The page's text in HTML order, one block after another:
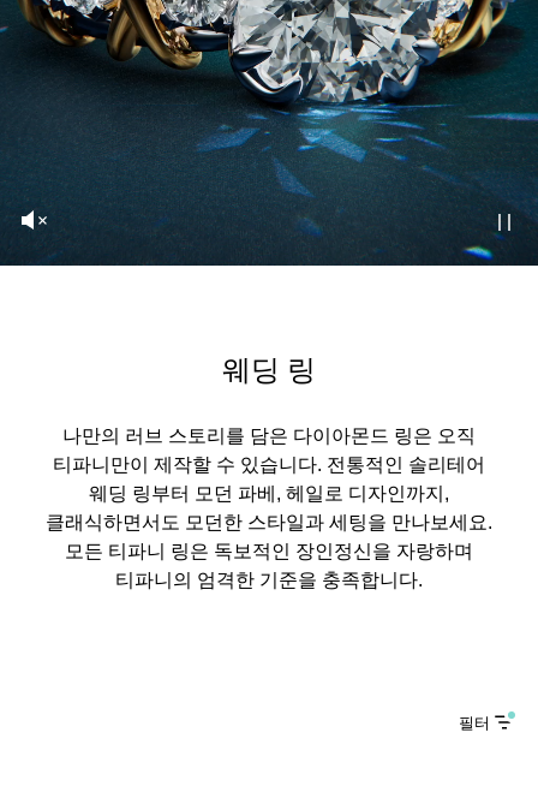
웨딩 링
나만의 러브 스토리를 담은 다이아몬드 링은 오직
티파니만이 제작할 수 있습니다. 전통적인 솔리테어
웨딩 링부터 모던 파베, 헤일로 디자인까지,
클래식하면서도 모던한 스타일과 세팅을 만나보세요.
모든 티파니 링은 독보적인 장인정신을 자랑하며
티파니의 엄격한 기준을 충족합니다.
필터